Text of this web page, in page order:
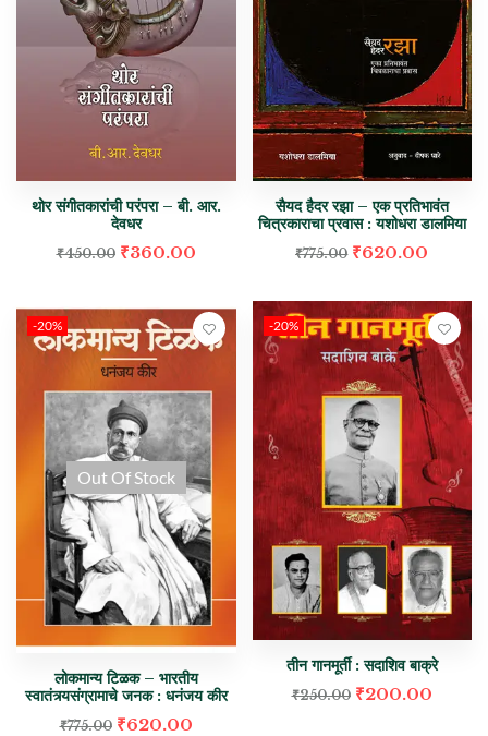
थोर संगीतकारांची परंपरा – बी. आर.
देवधर
₹450.00 ₹360.00
सैयद हैदर रझा – एक प्रतिभावंत
चित्रकाराचा प्रवास : यशोधरा डालमिया
₹775.00 ₹620.00
-20%
Out Of Stock
लोकमान्य टिळक – भारतीय
स्वातंत्र्यसंग्रामाचे जनक : धनंजय कीर
₹775.00 ₹620.00
-20%
तीन गानमूर्ती : सदाशिव बाक्रे
₹250.00 ₹200.00